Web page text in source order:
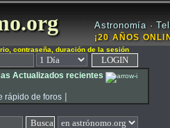
Astronomía ·
¡20 AÑOS
contraseña, duración de la sesión
Actualizados recientes
rápido de foros |